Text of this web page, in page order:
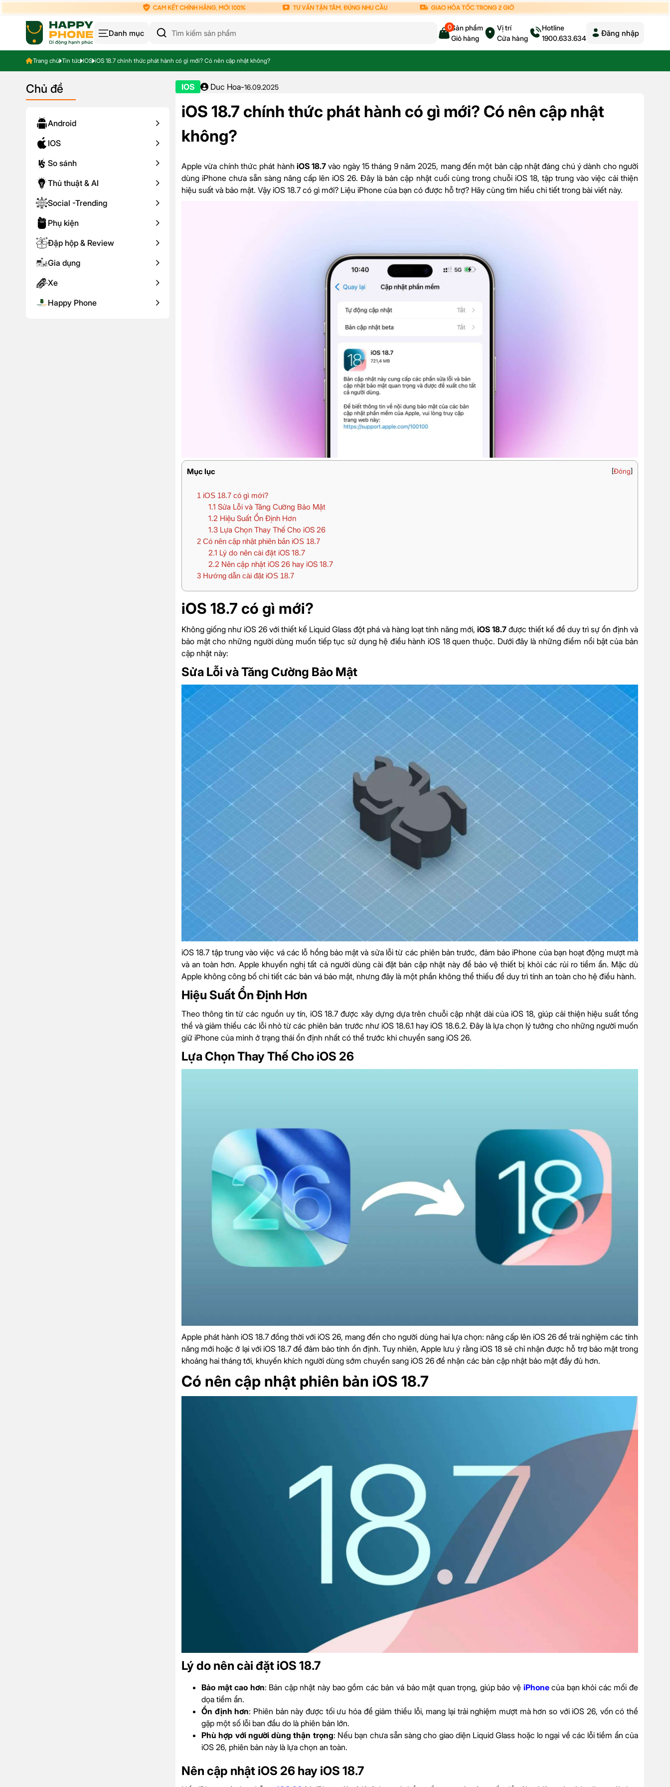
Danh mục
0Sản phẩm
Giỏ hàng
Vị trí
Cửa hàng
Hotline
1900.633.634
Đăng nhập
Trang chủ Tin tức IOS iOS 18.7 chính thức phát hành có gì mới? Có nên cập nhật không?
Chủ đề
Android
IOS
So sánh
Thủ thuật & AI
Social -Trending
Phụ kiện
Đập hộp & Review
Gia dụng
Xe
Happy Phone
IOS Duc Hoa-16.09.2025
iOS 18.7 chính thức phát hành có gì mới? Có nên cập nhật
không?
Apple vừa chính thức phát hành iOS 18.7 vào ngày 15 tháng 9 năm 2025, mang đến một bản cập nhật đáng chú ý dành cho người
dùng iPhone chưa sẵn sàng nâng cấp lên iOS 26. Đây là bản cập nhật cuối cùng trong chuỗi iOS 18, tập trung vào việc cải thiện
hiệu suất và bảo mật. Vậy iOS 18.7 có gì mới? Liệu iPhone của bạn có được hỗ trợ? Hãy cùng tìm hiểu chi tiết trong bài viết này.
Mục lục [Đóng]
1 iOS 18.7 có gì mới?
1.1 Sửa Lỗi và Tăng Cường Bảo Mật
1.2 Hiệu Suất Ổn Định Hơn
1.3Lựa Chọn Thay Thế Cho iOS 26
2 Có nên cập nhật phiên bản iOS 18.7
2.1 Lý do nên cài đặt iOS 18.7
2.2 Nên cập nhật iOS 26 hay iOS 18.7
3 Hướng dẫn cài đặt iOS 18.7
iOS 18.7 có gì mới?
Không giống như iOS 26 với thiết kế Liquid Glass đột phá và hàng loạt tính năng mới, iOS 18.7 được thiết kế để duy trì sự ổn định và
bảo mật cho những người dùng muốn tiếp tục sử dụng hệ điều hành iOS 18 quen thuộc. Dưới đây là những điểm nổi bật của bản
cập nhật này:
Sửa Lỗi và Tăng Cường Bảo Mật
iOS 18.7 tập trung vào việc vá các lỗ hổng bảo mật và sửa lỗi từ các phiên bản trước, đảm bảo iPhone của bạn hoạt động mượt mà
và an toàn hơn. Apple khuyến nghị tất cả người dùng cài đặt bản cập nhật này để bảo vệ thiết bị khỏi các rủi ro tiềm ẩn. Mặc dù
Apple không công bố chi tiết các bản vá bảo mật, nhưng đây là một phần không thể thiếu để duy trì tính an toàn cho hệ điều hành.
Hiệu Suất Ổn Định Hơn
Theo thông tin từ các nguồn uy tín, iOS 18.7 được xây dựng dựa trên chuỗi cập nhật dài của iOS 18, giúp cải thiện hiệu suất tổng
thể và giảm thiểu các lỗi nhỏ từ các phiên bản trước như iOS 18.6.1 hay iOS 18.6.2. Đây là lựa chọn lý tưởng cho những người muốn
giữ iPhone của mình ở trạng thái ổn định nhất có thể trước khi chuyển sang iOS 26.
Lựa Chọn Thay Thế Cho iOS 26
Apple phát hành iOS 18.7 đồng thời với iOS 26, mang đến cho người dùng hai lựa chọn: nâng cấp lên iOS 26 để trải nghiệm các tính
năng mới hoặc ở lại với iOS 18.7 để đảm bảo tính ổn định. Tuy nhiên, Apple lưu ý rằng iOS 18 sẽ chỉ nhận được hỗ trợ bảo mật trong
khoảng hai tháng tới, khuyến khích người dùng sớm chuyển sang iOS 26 để nhận các bản cập nhật bảo mật đầy đủ hơn.
Có nên cập nhật phiên bản iOS 18.7
Lý do nên cài đặt iOS 18.7
Bảo mật cao hơn: Bản cập nhật này bao gồm các bản vá bảo mật quan trọng, giúp bảo vệ iPhone của bạn khỏi các mối đe
dọa tiềm ẩn.
Ổn định hơn: Phiên bản này được tối ưu hóa để giảm thiểu lỗi, mang lại trải nghiệm mượt mà hơn so với iOS 26, vốn có thể
gặp một số lỗi ban đầu do là phiên bản lớn.
Phù hợp với người dùng thận trọng: Nếu bạn chưa sẵn sàng cho giao diện Liquid Glass hoặc lo ngại về các lỗi tiềm ẩn của
iOS 26, phiên bản này là lựa chọn an toàn.
Nên cập nhật iOS 26 hay iOS 18.7